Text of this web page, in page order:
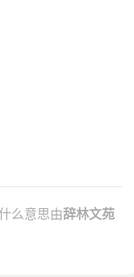
么意思由辞林文苑